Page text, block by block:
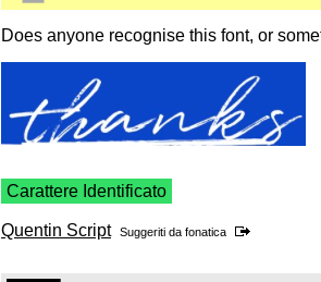
Does anyone recognise this font, or
Carattere Identificato
Quentin Script Suggeriti da fonatica